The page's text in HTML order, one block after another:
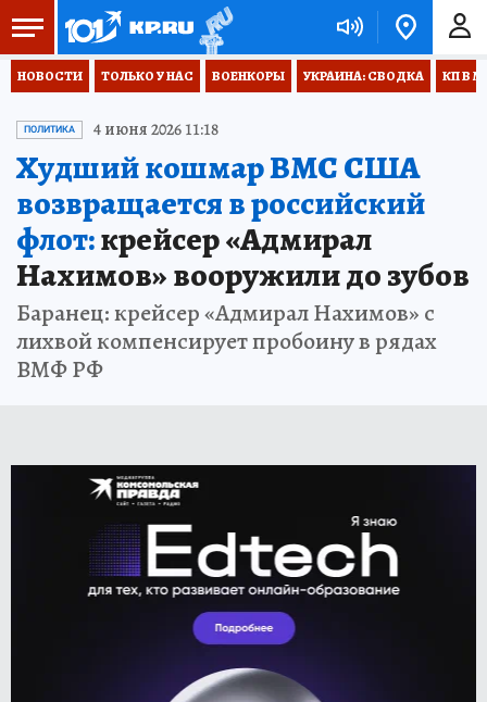
НОВОСТИ ТОЛЬКО У НАС ВОЕНКОРЫ УКРАИНА: СВОДКА КП В
ПОЛИТИКА 4 июня 2026 11:18
Худший кошмар ВМС США
возвращается в российский
флот:крейсер «Адмирал
Нахимов» вооружили до зубов
Баранец: крейсер «Адмирал Нахимов» с
лихвой компенсирует пробоину в рядах
ВМФ РФ